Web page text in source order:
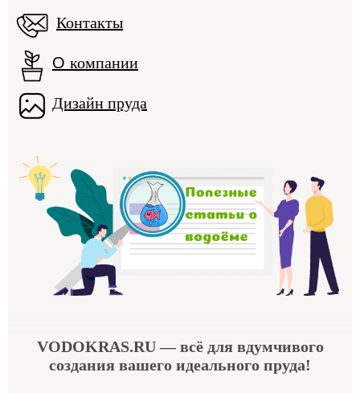
Контакты
О компании
Дизайн пруда
VODOKRAS.RU— всё для вдумчивого
создания вашего идеального пруда!